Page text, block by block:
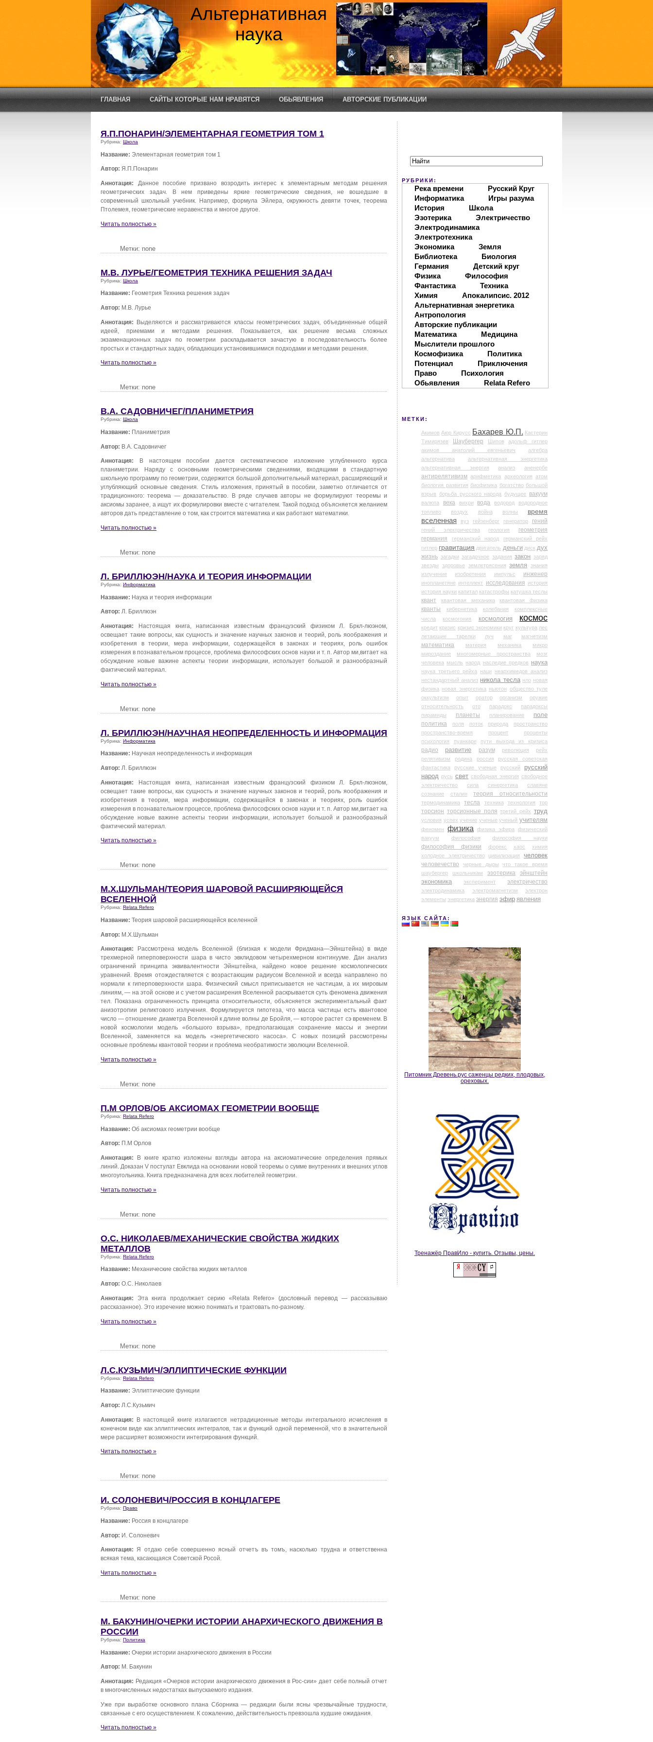
Альтернативная
наука
ГЛАВНАЯ САЙТЫ КОТОРЫЕ НАМ НРАВЯТСЯ ОБЬЯВЛЕНИЯ АВТОРСКИЕ ПУБЛИКАЦИИ
Я.П.ПОНАРИН/ЭЛЕМЕНТАРНАЯ ГЕОМЕТРИЯ ТОМ 1
Рубрика: Школа
Название: Элементарная геометрия том 1
Автор: Я.П.Понарин
Аннотация: Данное пособие призвано возродить интерес к элементарным методам решения
геометрических задач. В нем приведены яркие геометрические сведения, не вошедшие в
современный школьный учебник. Например, формула Эйлера, окружность девяти точек, теорема
Птолемея, геометрические неравенства и многое другое.
Читать полностью »
Метки: none
М.В. ЛУРЬЕ/ГЕОМЕТРИЯ ТЕХНИКА РЕШЕНИЯ ЗАДАЧ
Рубрика: Школа
Название: Геометрия Техника решения задач
Автор: М.В. Лурье
Аннотация: Выделяются и рассматриваются классы геометрических задач, объединенные общей
идеей, приемами и методами решения. Показывается, как решение весьма сложных
экзаменационных задач по геометрии раскладывается зачастую в последовательность более
простых и стандартных задач, обладающих установившимися подходами и методами решения.
Читать полностью »
Метки: none
В.А. САДОВНИЧЕГ/ПЛАНИМЕТРИЯ
Рубрика: Школа
Название: Планиметрия
Автор: В.А. Садовничег
Аннотация: В настоящем пособии дается систематическое изложение углубленного курса
планиметрии. Наряду с основными геометрическими сведениями, входящими в стандартную
школьную программу по геометрии, содержится большой дополнительный материал, расширяющий и
углубляющий основные сведения. Стиль изложения, принятый в пособии, заметно отличается от
традиционного: теорема — доказательство. В ряде случаев авторы не формулируют теоремы и
аксиомы заранее, а ищут их формулировки вместе с читателем. Такой подход объясняется желанием
авторов дать представление о том, как строится математика и как работают математики.
Читать полностью »
Метки: none
Л. БРИЛЛЮЭН/НАУКА И ТЕОРИЯ ИНФОРМАЦИИ
Рубрика: Информатика
Название: Наука и теория информации
Автор: Л. Бриллюэн
Аннотация: Настоящая книга, написанная известным французский физиком Л. Бркл-люэном,
освещает такие вопросы, как сущность и значение научных законов и теорий, роль яоображения и
изобретения в теории, мера информации, содержащейся в законах и теориях, роль ошибок
измерения в познавательном процессе, проблема философских основ науки и т. п. Автор ми,витает на
обсуждение новые важине аспекты теории информации, использует большой и разнообразный
фактический материал.
Читать полностью »
Метки: none
Л. БРИЛЛЮЭН/НАУЧНАЯ НЕОПРЕДЕЛЕННОСТЬ И ИНФОРМАЦИЯ
Рубрика: Информатика
Название: Научная неопределенность и информация
Автор: Л. Бриллюэн
Аннотация: Настоящая книга, написанная известным французский физиком Л. Бркл-люэном,
освещает такие вопросы, как сущность и значение научных законов и теорий, роль яоображения и
изобретения в теории, мера информации, содержащейся в законах и теориях, роль ошибок
измерения в познавательном процессе, проблема философских основ науки и т. п. Автор ми,витает на
обсуждение новые важине аспекты теории информации, использует большой и разнообразный
фактический материал.
Читать полностью »
Метки: none
М.Х.ШУЛЬМАН/ТЕОРИЯ ШАРОВОЙ РАСШИРЯЮЩЕЙСЯ
ВСЕЛЕННОЙ
Рубрика: Relata Refero
Название: Теория шаровой расширяющейся вселенной
Автор: М.Х.Шульман
Аннотация: Рассмотрена модель Вселенной (близкая к модели Фридмана—Эйнштейна) в виде
трехмерной гиперповерхности шара в чисто эвклидовом четырехмерном континууме. Дан анализ
ограничений принципа эквивалентности Эйнштейна, найдено новое решение космологических
уравнений. Время отождествляется с возрастающим радиусом Вселенной и всегда направлено по
нормали к гиперповерхности шара. Физический смысл приписывается не частицам, а их мировым
линиям, — на этой основе и с учетом расширения Вселенной раскрывается суть феномена движения
тел. Показана ограниченность принципа относительности, объясняется экспериментальный факт
анизотропии реликтового излучения. Формулируется гипотеза, что масса частицы есть квантовое
число — отношение диаметра Вселенной к длине волны де Бройля, — которое растет сэ временем. В
новой космологии модель «большого взрыва», предполагающая сохранение массы и энергии
Вселенной, заменяется на модель «энергетического насоса». С новых позиций рассмотрены
основные проблемы квантовой теории и проблема необратимости эволюции Вселенной.
Читать полностью »
Метки: none
П.М ОРЛОВ/ОБ АКСИОМАХ ГЕОМЕТРИИ ВООБЩЕ
Рубрика: Relata Refero
Название: Об аксиомах геометрии вообще
Автор: П.М Орлов
Аннотация: В книге кратко изложены взгляды автора на аксиоматические определения прямых
линий. Доказан V постулат Евклида на основании новой теоремы о сумме внутренних и внешних углов
многоугольника. Книга предназначена для всех любителей геометрии.
Читать полностью »
Метки: none
О.С. НИКОЛАЕВ/МЕХАНИЧЕСКИЕ СВОЙСТВА ЖИДКИХ
МЕТАЛЛОВ
Рубрика: Relata Refero
Название: Механические свойства жидких металлов
Автор: О.С. Николаев
Аннотация: Эта книга продолжает серию «Relata Refero» (дословный перевод — рассказываю
рассказанное). Это изречение можно понимать и трактовать по-разному.
Читать полностью »
Метки: none
Л.С.КУЗЬМИЧ/ЭЛЛИПТИЧЕСКИЕ ФУНКЦИИ
Рубрика: Relata Refero
Название: Эллиптические функции
Автор: Л.С.Кузьмич
Аннотация: В настоящей книге излагаются нетрадиционные методы интегрального исчисления в
конечном виде как эллиптических интегралов, так и функций одной переменной, что в значительной
мере расширяет возможности интегрирования функций.
Читать полностью »
Метки: none
И. СОЛОНЕВИЧ/РОССИЯ В КОНЦЛАГЕРЕ
Рубрика: Право
Название: Россия в концлагере
Автор: И. Солоневич
Аннотация: Я отдаю себе совершенно ясный отчетъ въ томъ, насколько трудна и ответственна
всякая тема, касающаяся Советской Росой.
Читать полностью »
Метки: none
М. БАКУНИН/ОЧЕРКИ ИСТОРИИ АНАРХИЧЕСКОГО ДВИЖЕНИЯ В
РОССИИ
Рубрика: Политика
Название: Очерки истории анархического движения в России
Автор: М. Бакунин
Аннотация: Редакция «Очерков истории анархического движения в Рос-сии» дает себе полный отчет
в многочисленных недостатках выпускаемого издания.
Уже при выработке основного плана Сборника — редакции были ясны чрезвычайные трудности,
связанные с его осуществлением. К сожалению, действительность превзошла худшие ожидания.
Читать полностью »
РУБРИКИ:
Река времени
Русский Круг
Информатика
Игры разума
История
Школа
Эзотерика
Электричество
Электродинамика
Электротехника
Экономика
Земля
Библиотека
Биология
Германия
Детский круг
Физика
Философия
Фантастика
Техника
Химия
Апокалипсис. 2012
Альтернативная энергетика
Антропология
Авторские публикации
Математика
Медицина
Мыслители прошлого
Космофизика
Политика
Потенциал
Приключения
Право
Психология
Обьявления
Relata Refero
МЕТКИ:
Акимов Аюр Кирусс Бахарев Ю.П. Кастерин
Тимирязев
Шаубергер Шипов
адольф гитлер
акимов анатолий евгеньевич
алгебра
альтернатива
альтернативная энергетика
альтернативная энергия
анализ аненербе
антирелятивизм арифметика археология атом
биология развития биофизика богатство большой
взрыв
борьба русского народа будущее вакуум
валюта века вихри вода водород
водородное
топливо
воздух война волны
время
вселенная
вуз гейзенберг генератор гений
гений электричества геология
геометрия
германия
германский народ
германский рейх
гитлер гравитация двигатель деньги диск дух
жизнь загадки загадочное задания закон заряд
звезды
здоровье землетрясения земля
знания
излучение
изобретения импульс инженер
инопланетяне интеллект исследования история
история науки капитал катастрофы катушка теслы
квант квантовая механика квантовая физика
кванты кибернетика колебания
комплексные
числа
космогония космология космос
кредит кризис кризис экономики круг культура лес
летающие тарелки
луч маг магнетизм
математика материя механика
микро
мироздание
многомерные пространства
мозг
человека мысль народ наследие предков наука
наука третьего рейха наци
неархимедов анализ
нестандартный анализ никола тесла нло новая
физика новая энергетика ньютон общество туле
оккультизм
опыт оратор организм
оружие
относительность
ото парадокс
парадоксы
пирамиды
планеты планирование
поле
политика
поля поток природа
пространство
пространство-время
процент
проценты
психология
пуанкаре пути выхода из кризиса
радио развитие разум революция
рейх
релятивизм
родина россия
русская советская
фантастика
русские ученые русский
русский
народ русь свет свободная энергия свободное
электричество
сила синергетика
славяне
сознание
сталин теория относительности
термодинамика тесла техника технология тор
торсион торсионные поля третий рейх труд
условия успех учение ученые ученый учителям
феномен физика физика эфира
физический
вакуум
философия философия науки
философия физики форекс хаос
химия
холодное электричество
цивилизация человек
человечество черные дыры
что такое время
шаубергер
школьникам эзотерика
эйнштейн
экономика
эксперимент электричество
электродинамика электромагнетизм
электрон
элементы энергетика энергия эфир явления
ЯЗЫК САЙТА:
Питомник Древень.рус саженцы редких, плодовых,
ореховых.
Тренажёр ПравИло - купить. Отзывы, цены.